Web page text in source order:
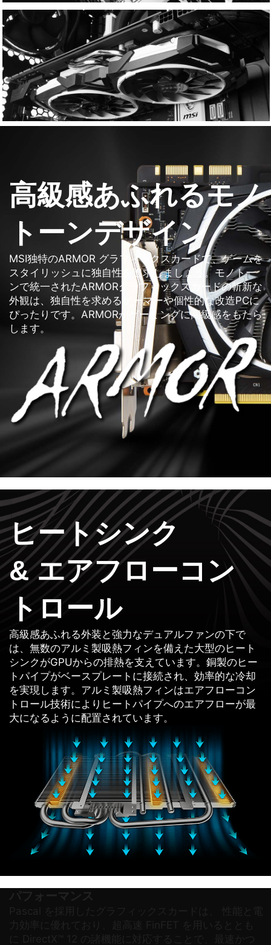
高級感あふれるモノ
トーンデザイン
MSI独特のARMOR グラフィックスカードで、ゲームを
スタイリッシュに独自性を追求しましょう。モノトー
ンで統一されたARMORグラフィックスカードの斬新な
外観は、独自性を求めるゲーマーや個性的な改造PCに
ぴったりです。ARMORがゲーミングに高級感をもたら
します。
ヒートシンク
& エアフローコン
トロール
高級感あふれる外装と強力なデュアルファンの下で
は、無数のアルミ製吸熱フィンを備えた大型のヒート
シンクがGPUからの排熱を支えています。銅製のヒー
トパイプがベースプレートに接続され、効率的な冷却
を実現します。アルミ製吸熱フィンはエアフローコン
トロール技術によりヒートパイプへのエアフローが最
大になるように配置されています。